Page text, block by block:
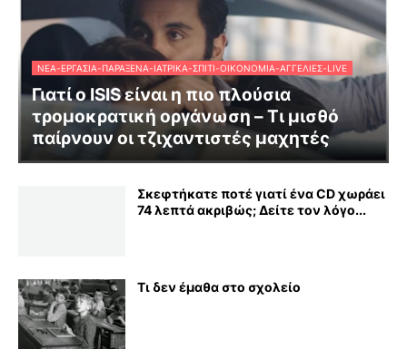
ΝΈΑ-ΕΡΓΑΣΊΑ-ΠΑΡΆΞΕΝΑ-ΙΑΤΡΙΚΆ-ΣΠΊΤΙ-ΟΙΚΟΝΟΜΊΑ-ΑΓΓΕΛΊΕΣ-LIVE
Γιατί ο ISIS είναι η πιο πλούσια
τρομοκρατική οργάνωση – Τι μισθό
παίρνουν οι τζιχαντιστές μαχητές
Σκεφτήκατε ποτέ γιατί ένα CD χωράει
74 λεπτά ακριβώς; Δείτε τον λόγο...
Τι δεν έμαθα στο σχολείο